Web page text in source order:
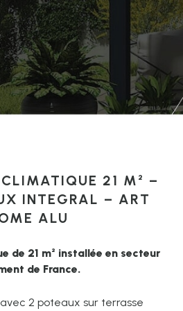
21 M² –
INTEGRAL – ART
ALU
de 21 m² installée en secteur
de France.
avec 2 poteaux sur terrasse